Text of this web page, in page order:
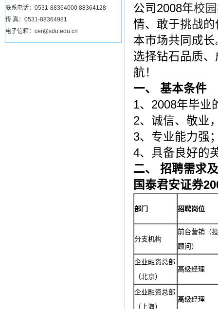
联系电话：0531-88364000 88364128
传 真：0531-88364981
电子信箱：cer@sdu.edu.cn
公司2008年校
情、敢于挑战
本市场共同成长
选择钻石品质
航！
一、 基本条件
1、2008年毕业
2、诚信、敬业
3、专业能力强
4、具备良好的
二、 招聘需求
国泰君安证券
部门 招聘岗位
分支机构
前台营销（
顾问）
企业融资总部
（北京）
高级经理
企业融资总部
（上海）
高级经理